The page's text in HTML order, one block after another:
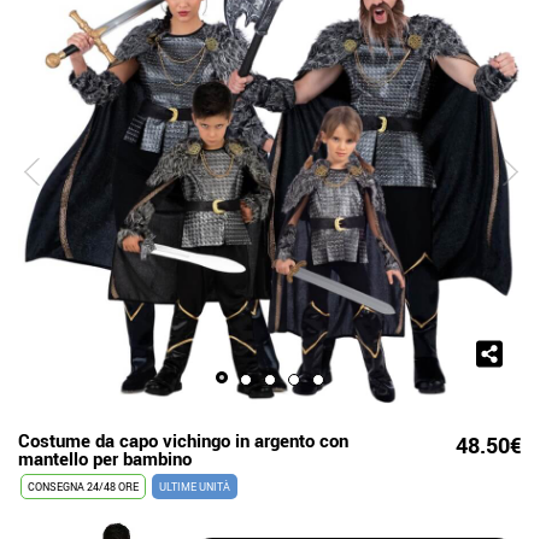
Costume da capo vichingo in argento con
mantello per bambino 48.50€
CONSEGNA 24/48 ORE ULTIME UNITÀ